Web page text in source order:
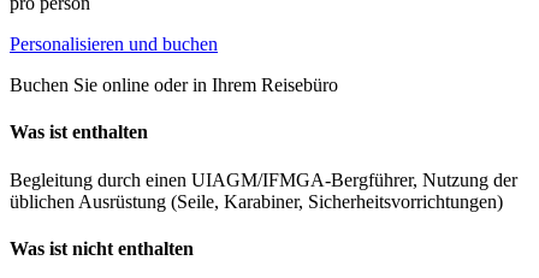
Personalisieren und buchen
Buchen Sie online oder in Ihrem Reisebüro
Was ist enthalten
Begleitung durch einen UIAGM/IFMGA-Bergführer, Nutzung der
üblichen Ausrüstung (Seile, Karabiner, Sicherheitsvorrichtungen)
Was ist nicht enthalten